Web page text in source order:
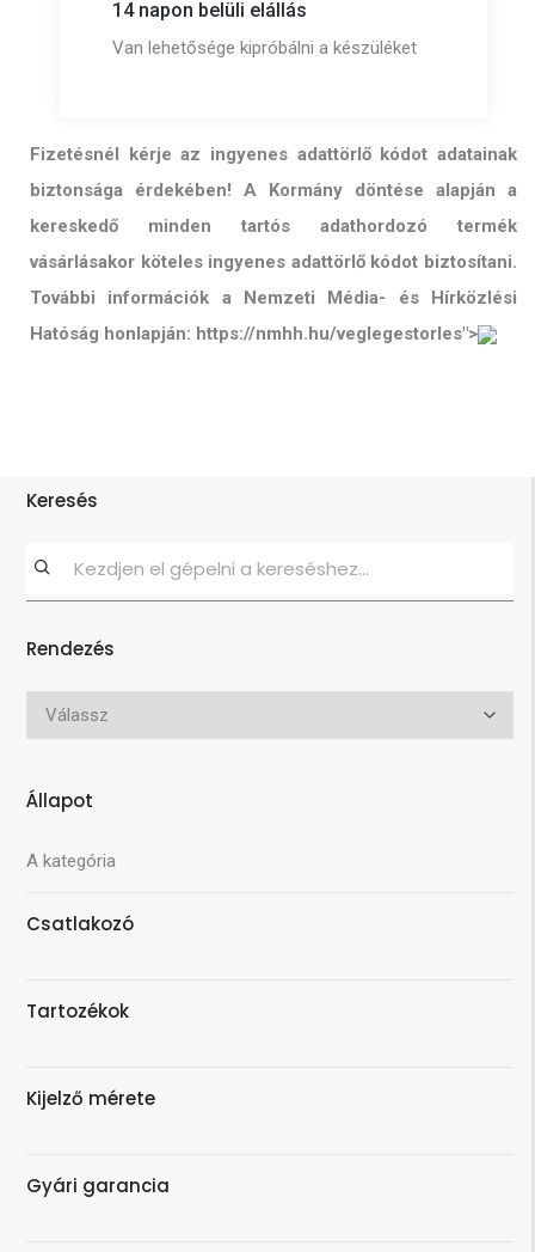
14 napon belüli elállás
Van lehetősége kipróbálni a készüléket
Fizetésnél kérje az ingyenes adattörlő kódot adatainak
biztonsága érdekében! A Kormány döntése alapján a
kereskedő minden tartós adathordozó termék
vásárlásakor köteles ingyenes adattörlő kódot biztosítani.
További információk a Nemzeti Média- és Hírközlési
Hatóság honlapján: https://nmhh.hu/veglegestorles">
Keresés
Rendezés
Állapot
A kategória
Csatlakozó
Tartozékok
Kijelző mérete
Gyári garancia